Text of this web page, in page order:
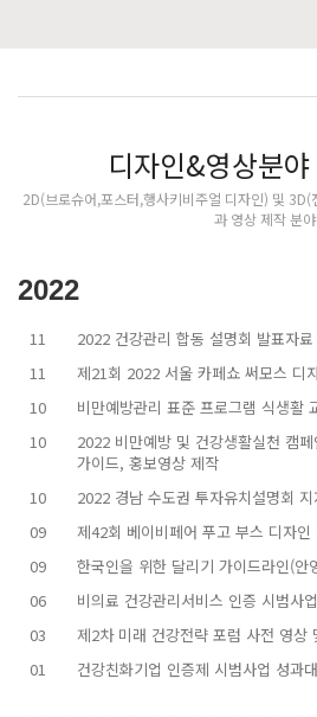
디자인&영상분
2D(브로슈어,포스터,행사키비주얼 디자인) 및
과 영상 제작 분야
2022
11
2022 건강관리 합동 설명회 발표자
11
제21회 2022 서울 카페쇼 써모스 디
10
비만예방관리 표준 프로그램 식생활
10
2022 비만예방 및 건강생활실천 캠
가이드, 홍보영상 제작
10
2022 경남 수도권 투자유치설명회
09
제42회 베이비페어 푸고 부스 디자
09
한국인을 위한 달리기 가이드라인(안
06
비의료 건강관리서비스 인증 시범사
03
제2차 미래 건강전략 포럼 사전 영상
01
건강친화기업 인증제 시범사업 성과